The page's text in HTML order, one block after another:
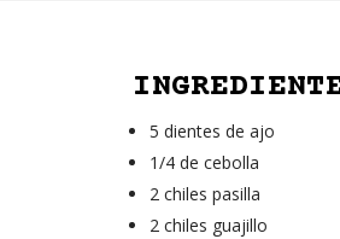
5 dientes de ajo
1/4 de cebolla
2 chiles pasilla
2 chiles guajillo